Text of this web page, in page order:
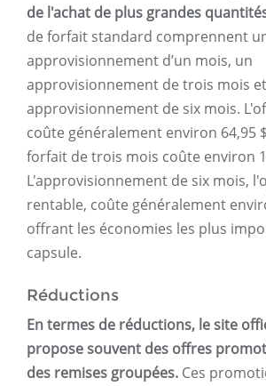
de l'achat de plus grandes
de forfait standard comprennent
approvisionnement d’un mois, un
approvisionnement de trois mois
approvisionnement de six mois.
coûte généralement environ 64,95
forfait de trois mois coûte environ
L'approvisionnement de six mois,
rentable, coûte généralement
offrant les économies les plus
capsule.
Réductions
En termes de réductions, le site
propose souvent des offres
des remises groupées. Ces